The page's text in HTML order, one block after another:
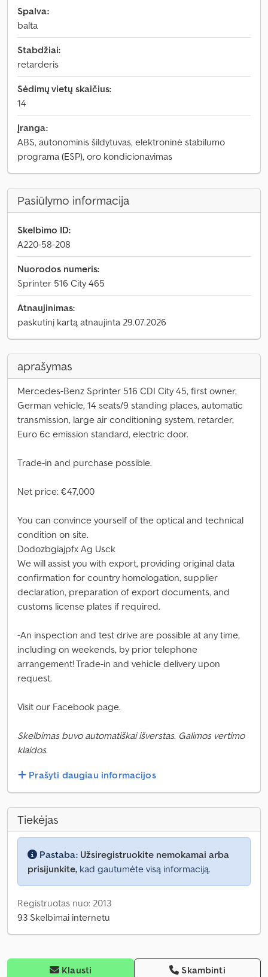
Spalva:
balta
Stabdžiai:
retarderis
Sėdimų vietų skaičius:
14
Įranga:
ABS, autonominis šildytuvas, elektroninė stabilumo
programa (ESP), oro kondicionavimas
Pasiūlymo informacija
Skelbimo ID:
A220-58-208
Nuorodos numeris:
Sprinter 516 City 465
Atnaujinimas:
paskutinį kartą atnaujinta 29.07.2026
aprašymas
Mercedes-Benz Sprinter 516 CDI City 45, first owner,
German vehicle, 14 seats/9 standing places, automatic
transmission, large air conditioning system, retarder,
Euro 6c emission standard, electric door.
Trade-in and purchase possible.
Net price: €47,000
You can convince yourself of the optical and technical
condition on site.
Dodozbgiajpfx Ag Usck
We will assist you with export, providing original data
confirmation for country homologation, supplier
declaration, preparation of export documents, and
customs license plates if required.
-An inspection and test drive are possible at any time,
including on weekends, by prior telephone
arrangement! Trade-in and vehicle delivery upon
request.
Visit our Facebook page.
Skelbimas buvo automatiškai išverstas. Galimos vertimo
klaidos.
Prašyti daugiau informacijos
Tiekėjas
Pastaba: Užsiregistruokite nemokamai arba
prisijunkite, kad gautumėte visą informaciją.
Registruotas nuo: 2013
93 Skelbimai internetu
Klausti Skambinti